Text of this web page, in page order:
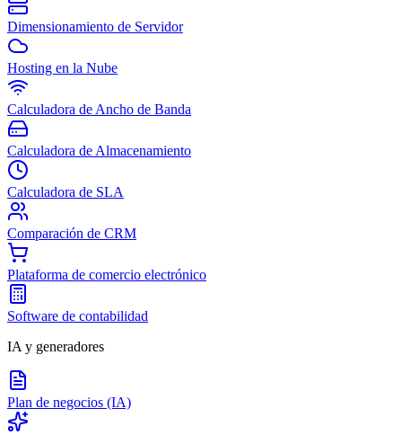
Dimensionamiento de Servidor
Hosting en la Nube
Calculadora de Ancho de Banda
Calculadora de Almacenamiento
Calculadora de SLA
Comparación de CRM
Plataforma de comercio electrónico
Software de contabilidad
IA y generadores
Plan de negocios (IA)